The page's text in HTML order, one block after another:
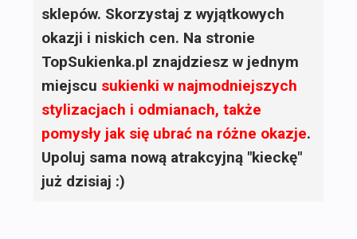
sklepów. Skorzystaj z wyjątkowych
okazji i niskich cen. Na stronie
TopSukienka.pl znajdziesz w jednym
miejscu sukienki w najmodniejszych
stylizacjach i odmianach, także
pomysły jak się ubrać na różne okazje.
Upoluj sama nową atrakcyjną "kieckę"
już dzisiaj :)